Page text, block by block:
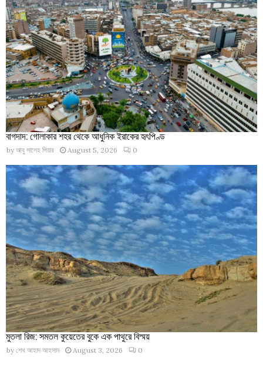
বাগদাদ: গোলাকার শহর থেকে আধুনিক ইরাকের হৃৎপিণ্ড
by আবু সালেহ পিয়ার August 5, 2026 0
মুতলা রিজ: সমতল কুয়েতের বুকে এক পাথুরে বিস্ময়
by শেখ আহাদ আহসান August 3, 2026 0